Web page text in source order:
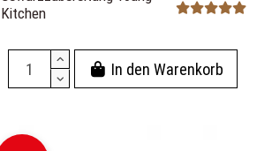
Kitchen
In den Warenkorb